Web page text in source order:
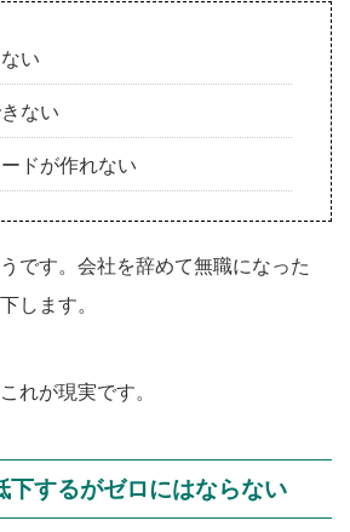
い
ない
ドが作れない
です。会社を辞めて無職になった
します。
れが現実です。
下するがゼロにはならない